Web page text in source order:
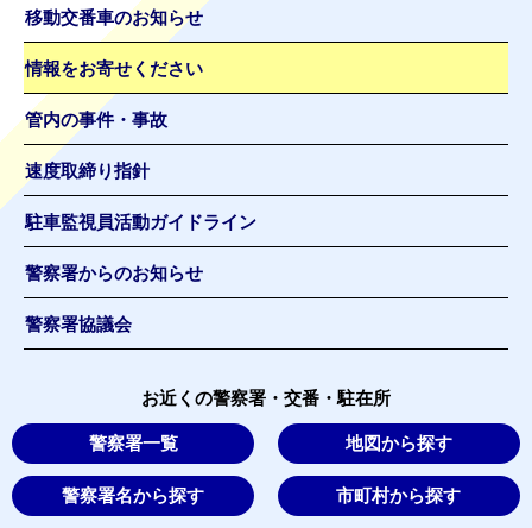
移動交番車のお知らせ
情報をお寄せください
管内の事件・事故
速度取締り指針
駐車監視員活動ガイドライン
警察署からのお知らせ
警察署協議会
お近くの警察署・交番・駐在所
警察署一覧 地図から探す
警察署名から探す 市町村から探す